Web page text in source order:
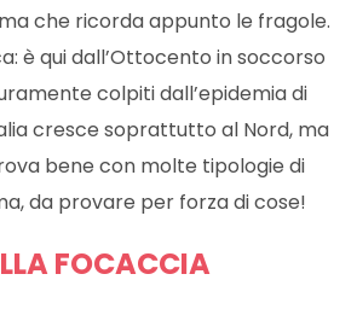
che ricorda appunto le fragole.
è qui dall’Ottocento in soccorso
colpiti dall’epidemia di
cresce soprattutto al Nord, ma
bene con molte tipologie di
da provare per forza di cose!
FOCACCIA